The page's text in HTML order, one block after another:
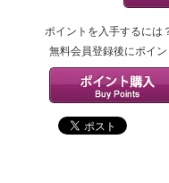
ポイントを入手するには
無料会員登録後にポイ